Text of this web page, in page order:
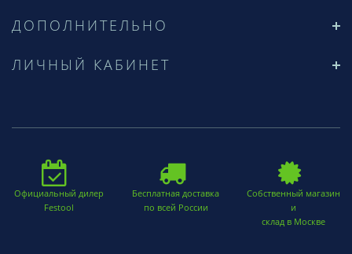
ДОПОЛНИТЕЛЬНО
ЛИЧНЫЙ КАБИНЕТ
Официальный дилер
Festool
Бесплатная доставка
по всей России
Собственный магазин
и
склад в Москве